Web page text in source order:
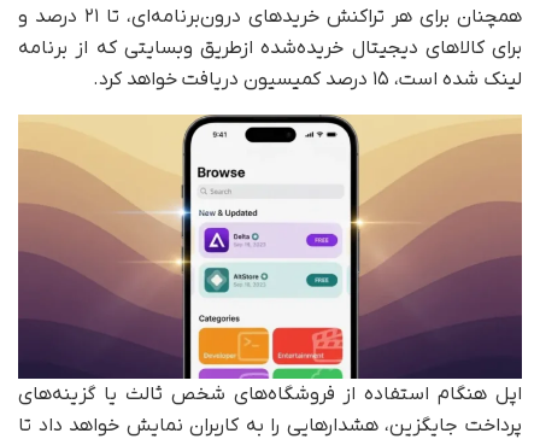
همچنان برای هر تراکنش خریدهای درون‌برنامه‌ای، تا ۲۱ درصد و
برای کالاهای دیجیتال خریده‌شده ازطریق وبسایتی که از برنامه
لینک شده است، ۱۵ درصد کمیسیون دریافت خواهد کرد.
اپل هنگام استفاده از فروشگاه‌های شخص ثالث یا گزینه‌های
پرداخت جایگزین، هشدارهایی را به کاربران نمایش خواهد داد تا